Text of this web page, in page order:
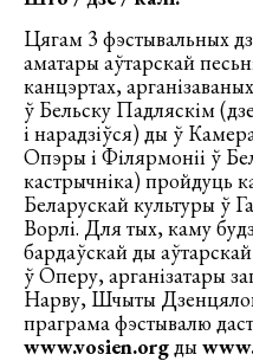
Цягам 3 фэстывальных
аматары аўтарскай
канцэртах,
ў Бельску Падляскім
і нарадзіўся) ды ў
Опэры і Філярмоніі ў
кастрычніка) пройдуць
Беларускай культуры ў
Ворлі. Для тых, каму
бардаўскай ды аўтарскай
ў Оперу, арганізатары
Нарву, Шчыты
праграма фэстывалю
www.vosien.orgды